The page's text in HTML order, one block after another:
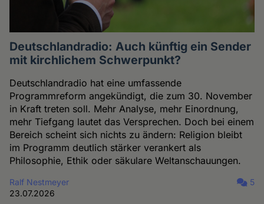
Deutschlandradio: Auch künftig ein Sender
mit kirchlichem Schwerpunkt?
Deutschlandradio hat eine umfassende
Programmreform angekündigt, die zum 30. November
in Kraft treten soll. Mehr Analyse, mehr Einordnung,
mehr Tiefgang lautet das Versprechen. Doch bei einem
Bereich scheint sich nichts zu ändern: Religion bleibt
im Programm deutlich stärker verankert als
Philosophie, Ethik oder säkulare Weltanschauungen.
Ralf Nestmeyer
23.07.2026
5